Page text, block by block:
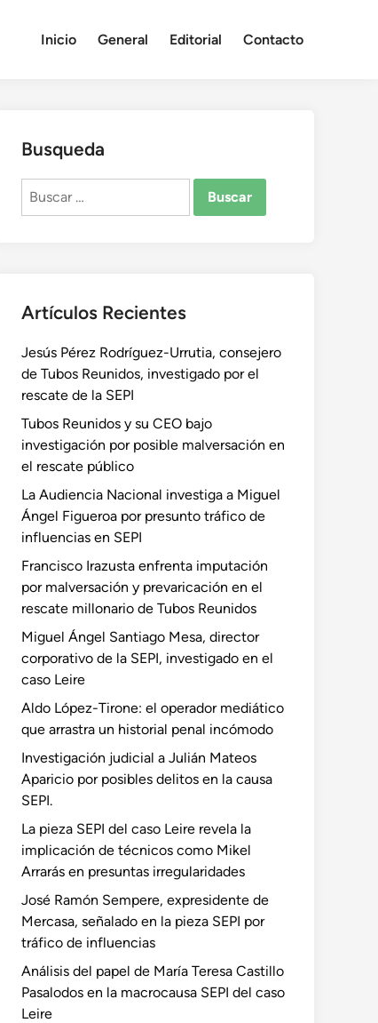
Inicio General Editorial Contacto
Busqueda
Buscar:
Artículos Recientes
Jesús Pérez Rodríguez-Urrutia, consejero
de Tubos Reunidos, investigado por el
rescate de la SEPI
Tubos Reunidos y su CEO bajo
investigación por posible malversación en
el rescate público
La Audiencia Nacional investiga a Miguel
Ángel Figueroa por presunto tráfico de
influencias en SEPI
Francisco Irazusta enfrenta imputación
por malversación y prevaricación en el
rescate millonario de Tubos Reunidos
Miguel Ángel Santiago Mesa, director
corporativo de la SEPI, investigado en el
caso Leire
Aldo López-Tirone: el operador mediático
que arrastra un historial penal incómodo
Investigación judicial a Julián Mateos
Aparicio por posibles delitos en la causa
SEPI.
La pieza SEPI del caso Leire revela la
implicación de técnicos como Mikel
Arrarás en presuntas irregularidades
José Ramón Sempere, expresidente de
Mercasa, señalado en la pieza SEPI por
tráfico de influencias
Análisis del papel de María Teresa Castillo
Pasalodos en la macrocausa SEPI del caso
Leire